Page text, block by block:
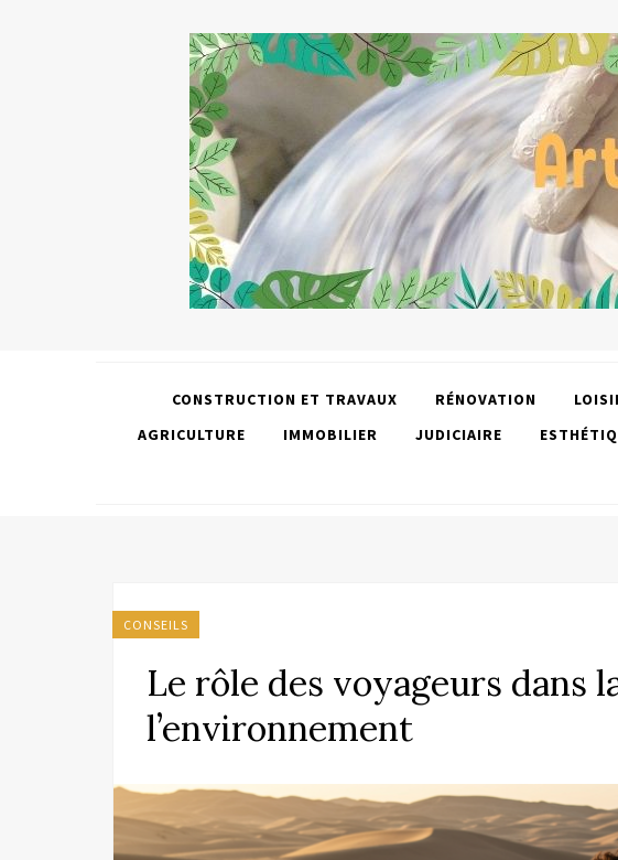
CONSTRUCTION ET TRAVAUX RÉNOVATION
AGRICULTURE
IMMOBILIER JUDICIAIRE
CONSEILS
Le rôle des voyageurs dans
l’environnement